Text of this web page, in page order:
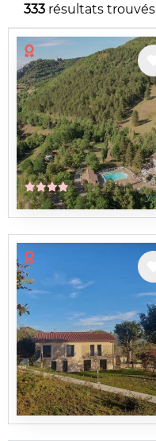
333 résultats trouvés